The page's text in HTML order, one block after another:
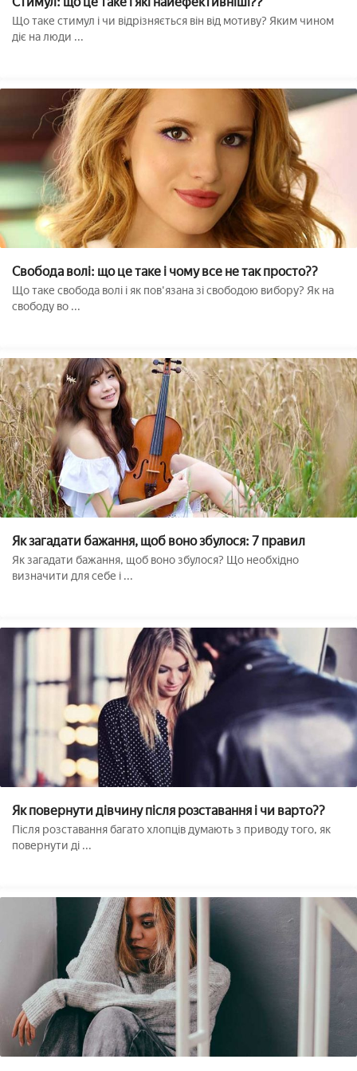
Що таке стимул і чи відрізняється він від мотиву? Яким чином
діє на люди ...
Свобода волі: що це таке і чому все не так просто??
Що таке свобода волі і як пов'язана зі свободою вибору? Як на
свободу во ...
Як загадати бажання, щоб воно збулося: 7 правил
Як загадати бажання, щоб воно збулося? Що необхідно
визначити для себе і ...
Як повернути дівчину після розставання і чи варто??
Після розставання багато хлопців думають з приводу того, як
повернути ді ...